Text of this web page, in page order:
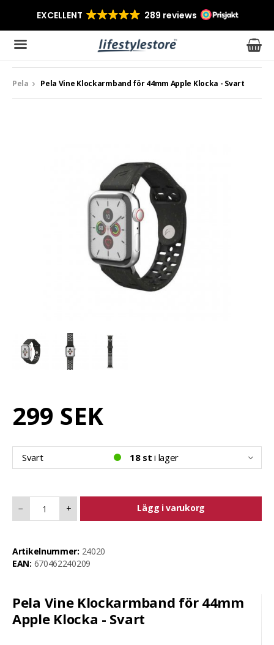
Produkten har blivit tillagd i varukorgen
Pela Pela Vine Klockarmband för 44mm Apple Klocka - Svart
Pela Vine Klockarmband för 44mm
Apple Klocka - Svart
299 SEK
Svart 18 st i lager
− + Lägg i varukorg
Artikelnummer: 24020
EAN: 670462240209